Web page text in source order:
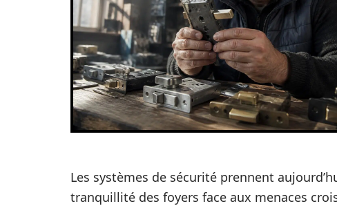
Les systèmes de sécurité prennent
tranquillité des foyers face aux menaces